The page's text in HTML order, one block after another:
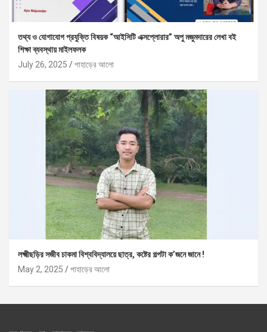
তথ্য ও যোগাযোগ প্রযুক্তি বিষয়ক “আইসিটি এক্সপ্লোরার” অপু মজুমদারের লেখা বই
শিক্ষা ব্যবস্থায় মাইলফলক
July 26, 2025
পাহাড়ের আলো
লক্ষ্মীছড়ির সজীব চাকমা বিশ্ববিদ্যালয়ে ছাত্র, কষ্টের গল্পটা ক’জনে জানে !
May 2, 2025
পাহাড়ের আলো